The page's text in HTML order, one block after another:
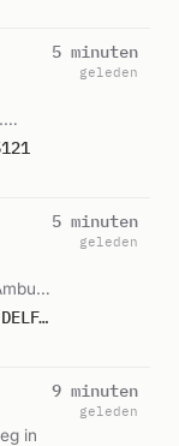
5 minuten
geleden
A2 DP4 DELFT KRAKEELPOLDERWEG DELFT VWS 15108
5 minuten
geleden
in
9 minuten
geleden